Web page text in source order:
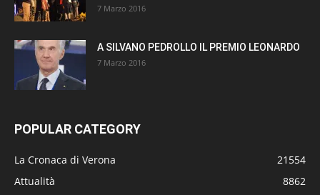
7 Marzo 2016
A SILVANO PEDROLLO IL PREMIO LEONARDO
7 Marzo 2016
POPULAR CATEGORY
La Cronaca di Verona
21554
Attualità
8862